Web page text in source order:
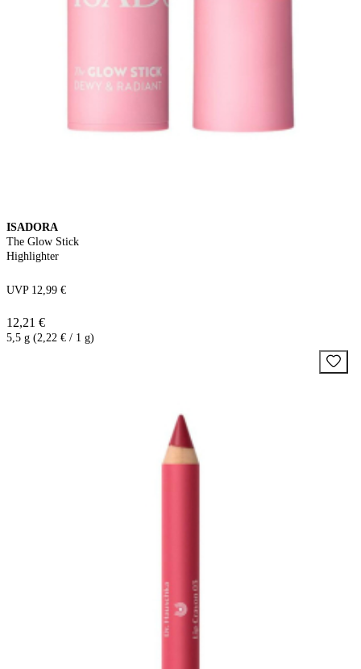
ISADORA
The Glow Stick
Highlighter
UVP 12,99 €
12,21 €
5,5 g (2,22 € / 1 g)